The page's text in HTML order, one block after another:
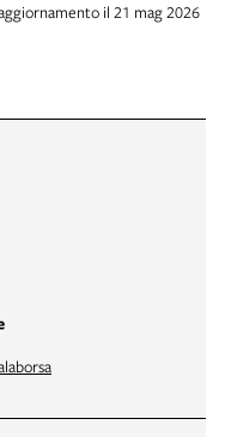
il 21 mag 2026